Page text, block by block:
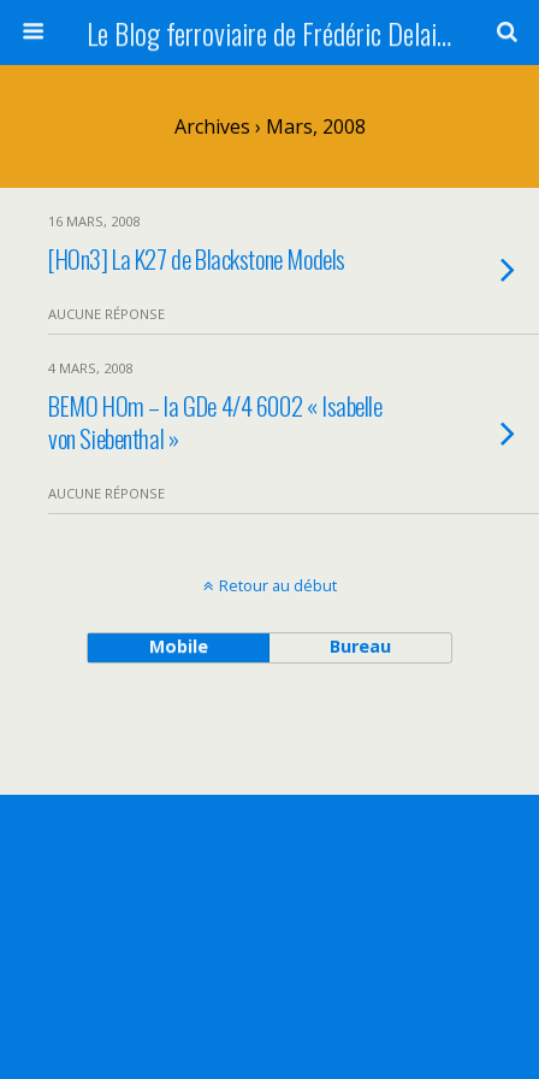
Le Blog ferroviaire de Frédéric Delaitre
Archives › Mars, 2008
16 MARS, 2008
[HOn3] La K27 de Blackstone Models
AUCUNE RÉPONSE
4 MARS, 2008
BEMO HOm – la GDe 4/4 6002 « Isabelle
von Siebenthal »
AUCUNE RÉPONSE
Retour au début
Mobile Bureau